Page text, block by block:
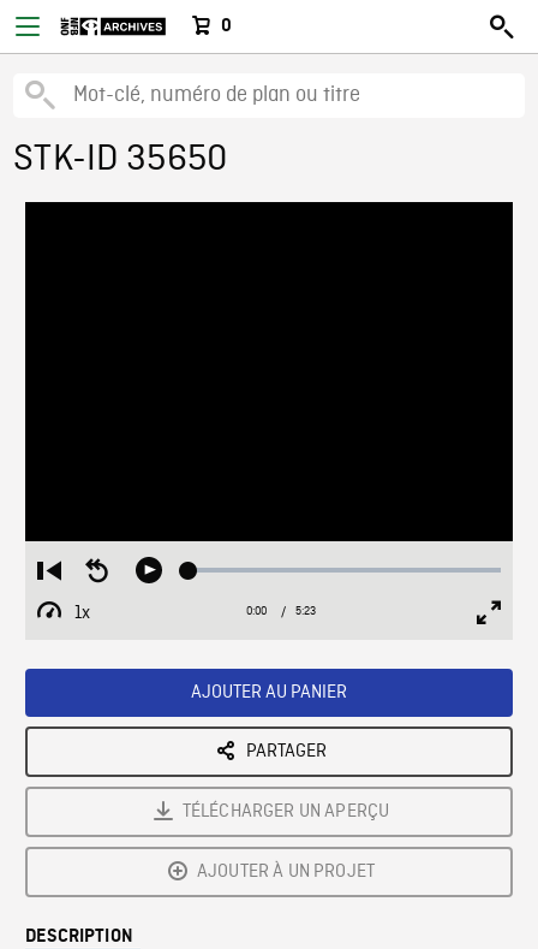
0
STK-ID 35650
Restart
from
beginning
Seek
Play Loaded:
1x
Playback
Current
0:00 / Duration
5:23
AJOUTER AU PANIER
PARTAGER
TÉLÉCHARGER UN APERÇU
AJOUTER À UN PROJET
DESCRIPTION